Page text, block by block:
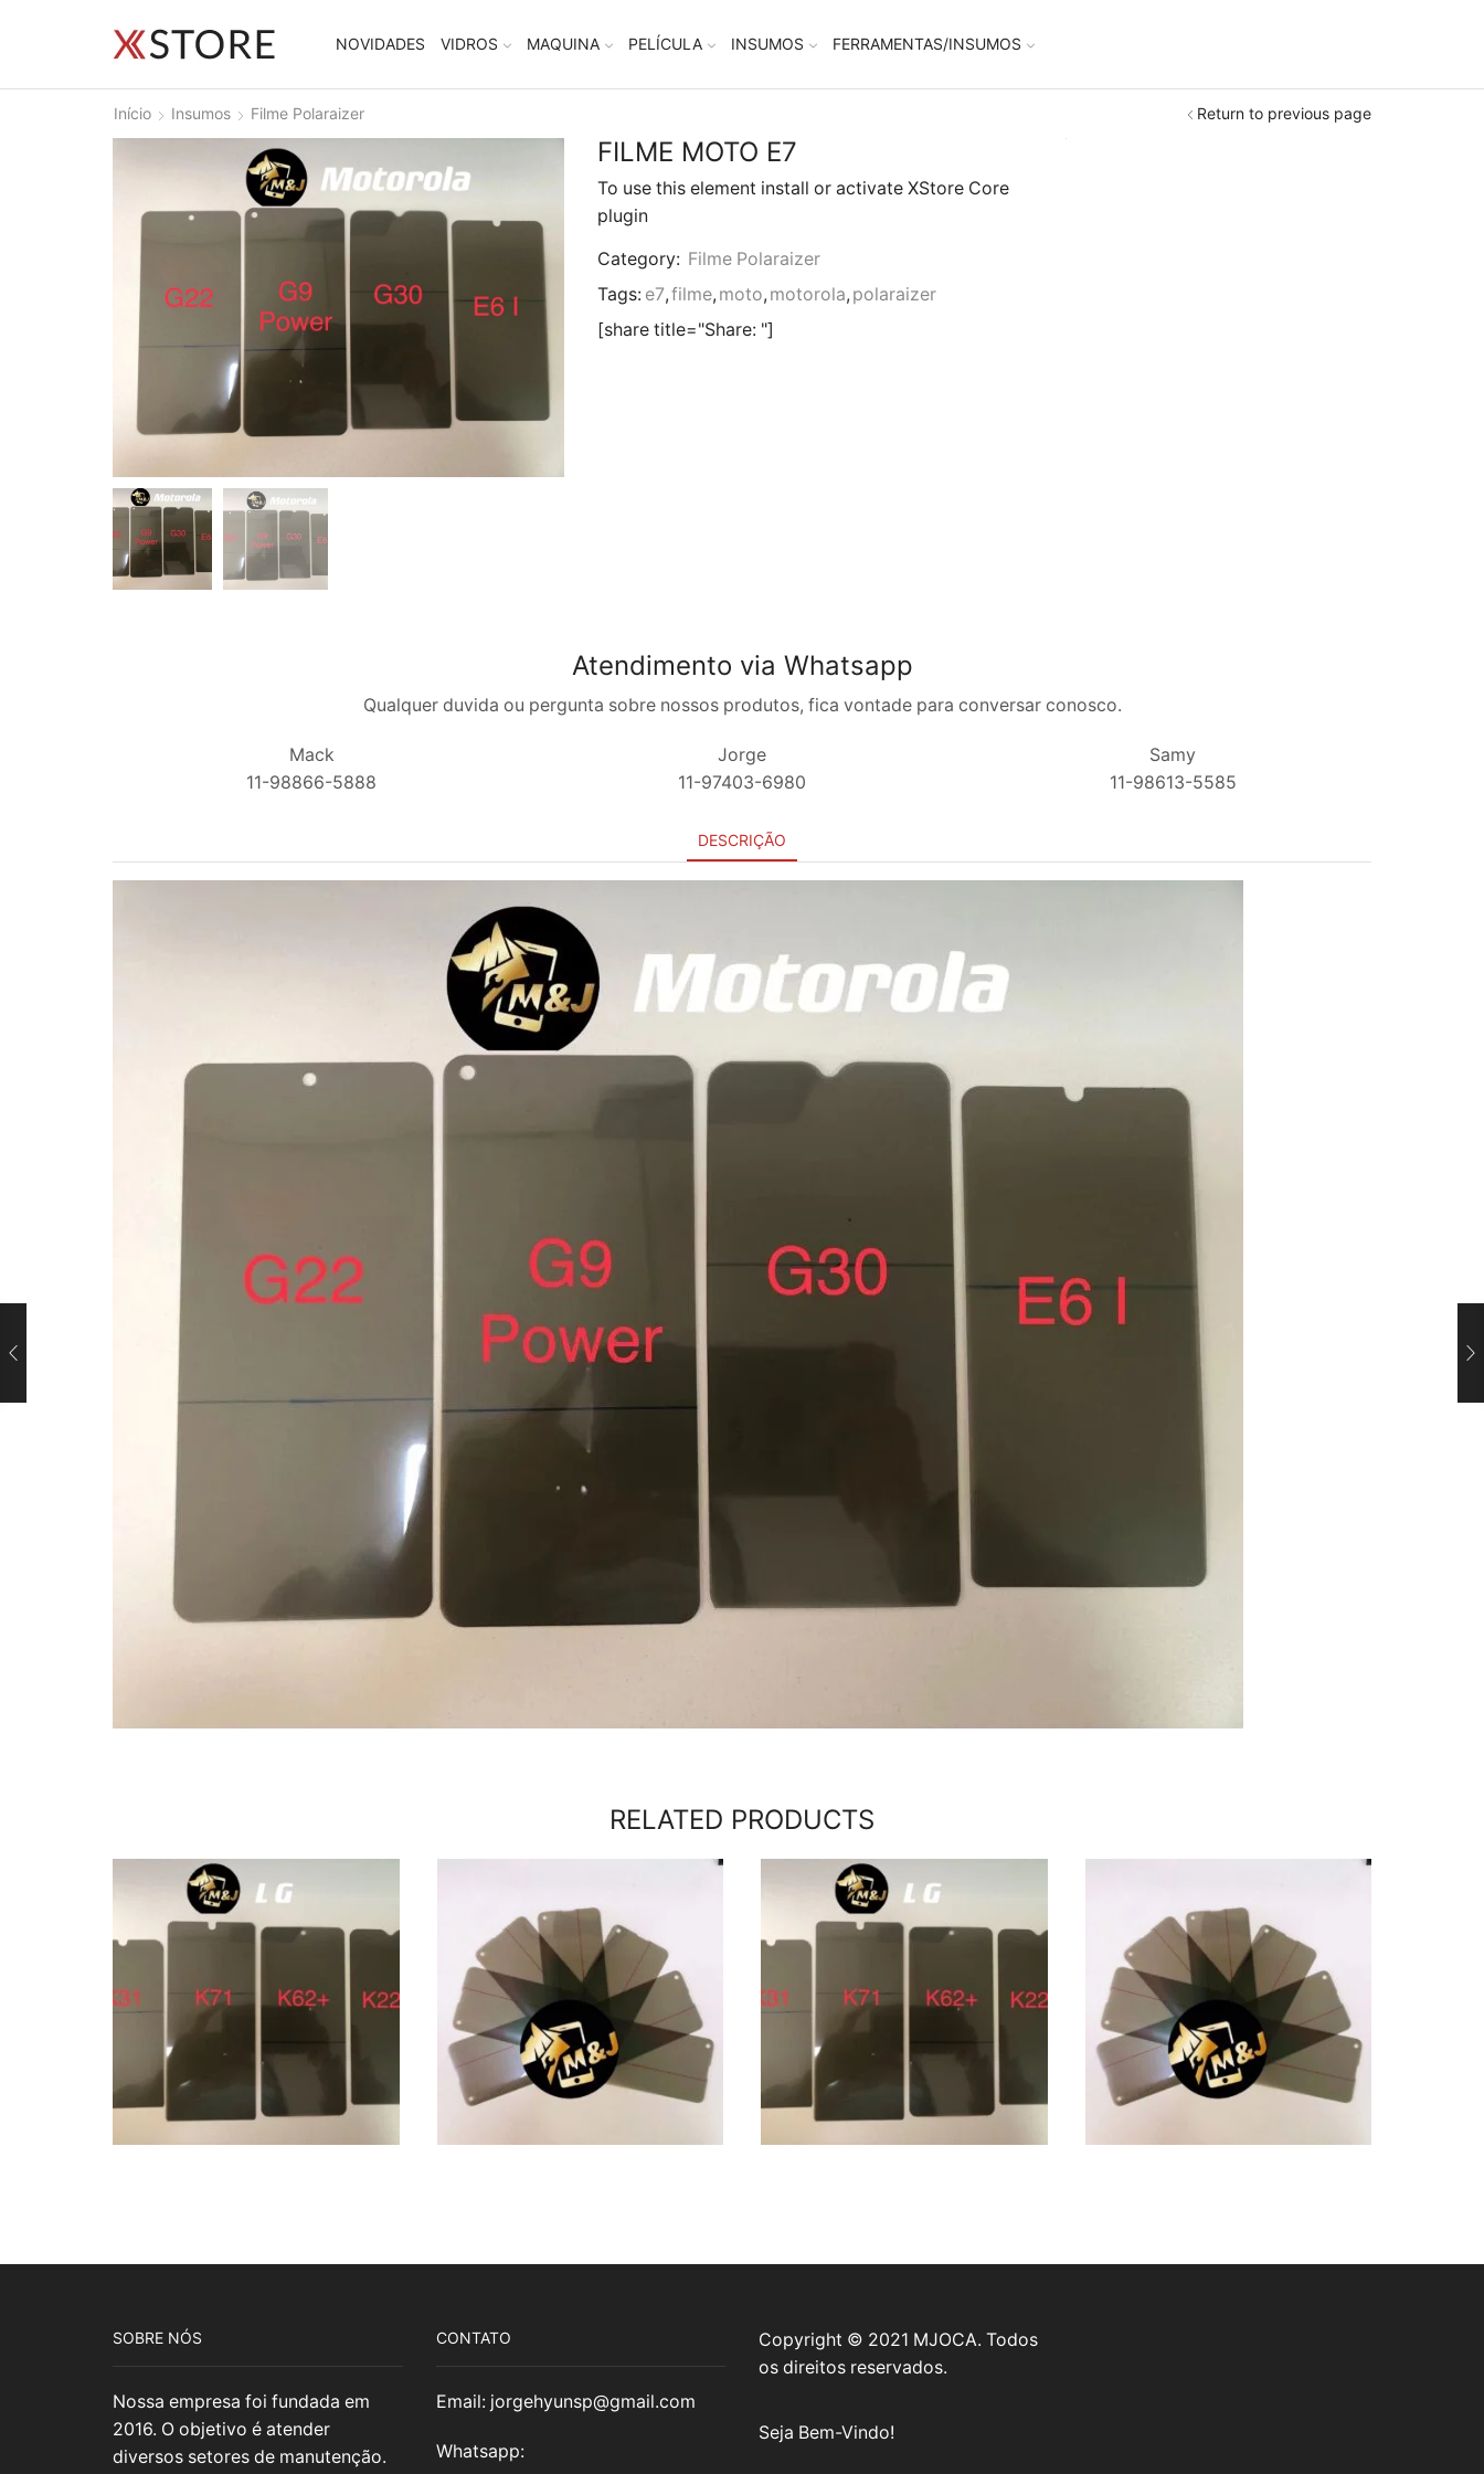
NOVIDADES VIDROS MAQUINA PELÍCULA INSUMOS FERRAMENTAS/INSUMOS
Início Insumos Filme Polaraizer Return to previous page
FILME MOTO E7
To use this element install or activate XStore Core
plugin
Category: Filme Polaraizer
Tags: e7,filme, moto, motorola, polaraizer
[share title="Share: "]
Atendimento via Whatsapp
Qualquer duvida ou pergunta sobre nossos produtos, fica vontade para conversar conosco.
Mack
11-98866-5888
Jorge
11-97403-6980
Samy
11-98613-5585
DESCRIÇÃO
RELATED PRODUCTS
SOBRE NÓS
Nossa empresa foi fundada em
2016. O objetivo é atender
diversos setores de manutenção.
CONTATO
Email: jorgehyunsp@gmail.com
Whatsapp:
Copyright © 2021 MJOCA. Todos
os direitos reservados.
Seja Bem-Vindo!